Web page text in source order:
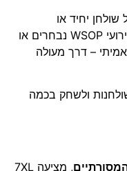
יחיד או
בטורנירים רבי משתתפים, לשחק באירועי WSOP נבחרים או
– דרך מעולה
ולשחק בכמה
, מציעה 7XL